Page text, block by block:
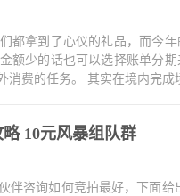
都拿到了心仪的礼品，而今
额少的话也可以选择账单分
消费的任务。 其实在境内完成
10元风暴组队群
伴咨询如何竞拍最好，下面给